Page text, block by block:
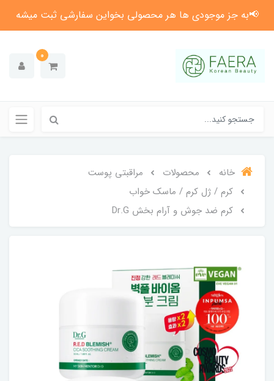
📢به جز موجودی ها هر محصولی بخواین سفارشی ثبت میشه
0
خانه محصولات
مراقبتی پوست
کرم / ژل کرم / ماسک خواب
کرم ضد جوش و آرام بخش Dr.G